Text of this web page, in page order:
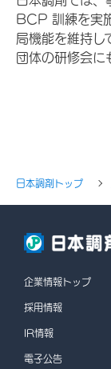
BCP 訓練を実
局機能を維持し
団体の研修会に
日本調剤トップ
企業情報トップ
採用情報
IR情報
電子公告